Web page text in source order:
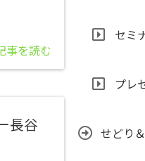
事を読む
長谷
セミ
プレ
せどり